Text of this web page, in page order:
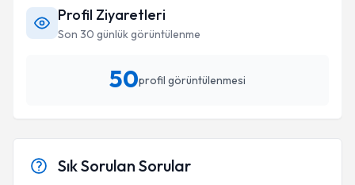
Profil Ziyaretleri
Son 30 günlük görüntülenme
50profil görüntülenmesi
Sık Sorulan Sorular